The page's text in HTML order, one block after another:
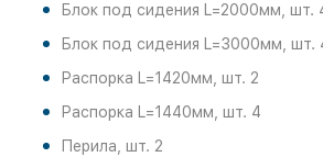
Блок под сидения L=2000мм, шт.
Блок под сидения L=3000мм, шт.
Распорка L=1420мм, шт. 2
Распорка L=1440мм, шт. 4
Перила, шт. 2